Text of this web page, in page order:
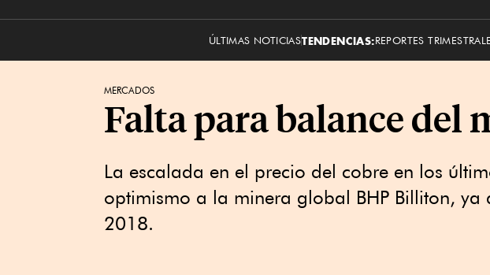
ÚLTIMAS NOTICIASTENDENCIAS:REPORTES
MERCADOS
Falta para balance del
La escalada en el precio del cobre en los
optimismo a la minera global BHP Billiton,
2018.